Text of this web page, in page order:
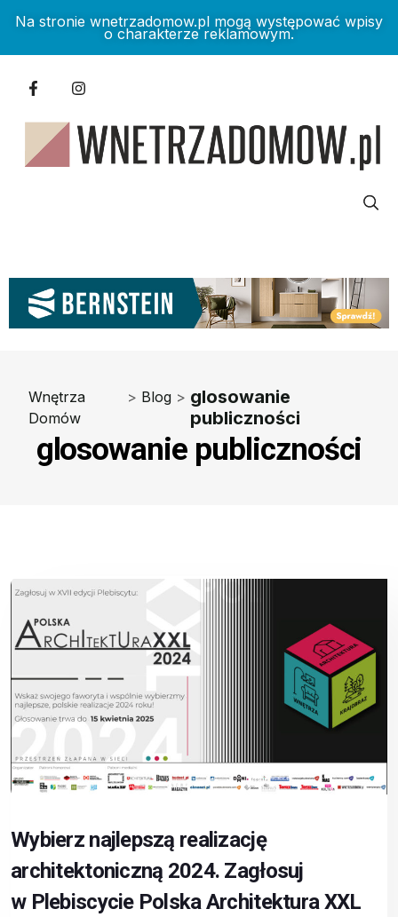
Na stronie wnetrzadomow.pl mogą występować wpisy
o charakterze reklamowym.
Wnętrza
Domów
> Blog > glosowanie
publiczności
glosowanie publiczności
Wybierz najlepszą realizację
architektoniczną 2024. Zagłosuj
w Plebiscycie Polska Architektura XXL